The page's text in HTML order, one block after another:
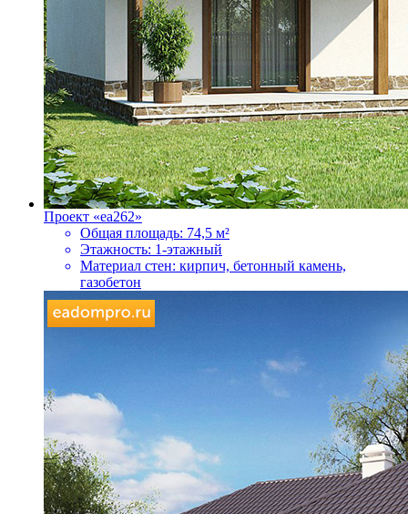
Проект «ea262»
Общая площадь: 74,5 м²
Этажность: 1-этажный
Материал стен: кирпич, бетонный камень,
газобетон